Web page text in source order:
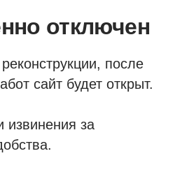
отключен
после
сайт будет открыт.
извинения за